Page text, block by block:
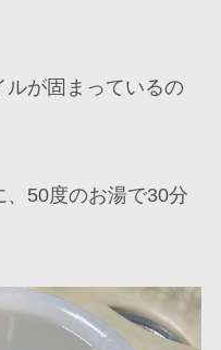
が固まっているの
50度のお湯で30分